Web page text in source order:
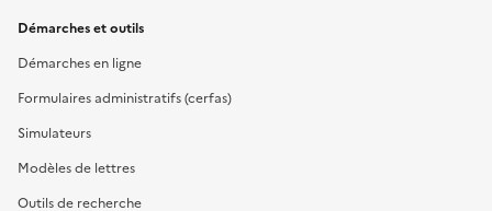
Démarches et outils
Démarches en ligne
Formulaires administratifs (cerfas)
Simulateurs
Modèles de lettres
Outils de recherche